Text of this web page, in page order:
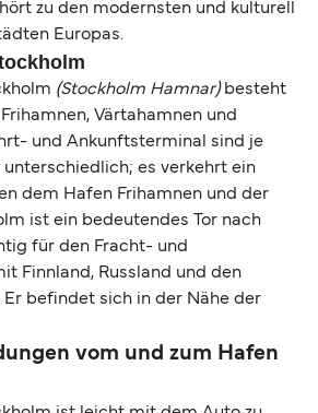
zu den modernsten und kulturell
Europas.
(Stockholm Hamnar)besteht
Värtahamnen und
und Ankunftsterminal sind je
es verkehrt ein
dem Hafen Frihamnen und der
ist ein bedeutendes Tor nach
für den Fracht- und
Finnland, Russland und den
Er befindet sich in der Nähe der
vom und zum Hafen